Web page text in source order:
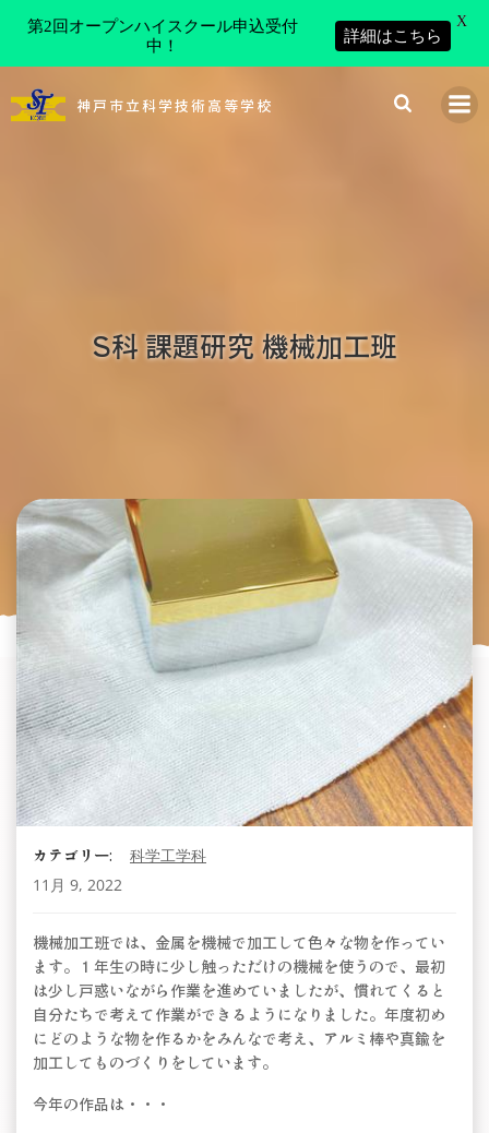
ン
神戸市立科学技術高等学校
S科 課題研究 機械加工班
カテゴリー:
科学工学科
11月 9, 2022
機械加工班では、金属を機械で加工して色々な物を作ってい
ます。１年生の時に少し触っただけの機械を使うので、最初
は少し戸惑いながら作業を進めていましたが、慣れてくると
自分たちで考えて作業ができるようになりました。年度初め
にどのような物を作るかをみんなで考え、アルミ棒や真鍮を
加工してものづくりをしています。
今年の作品は・・・
第2回オープンハイスクール申込受付
中！
詳細はこちら
X